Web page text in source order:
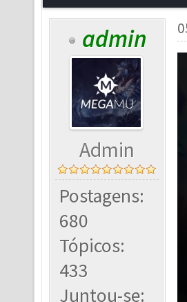
admin
Admin
Postagens:
680
Tópicos:
433
Juntou-se: